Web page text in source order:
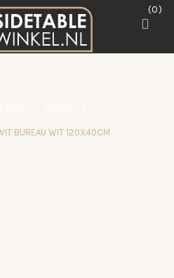
0
BUREAU WIT 120X40CM